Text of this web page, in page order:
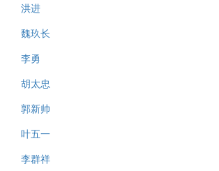
洪进
魏玖长
李勇
胡太忠
郭新帅
叶五一
李群祥